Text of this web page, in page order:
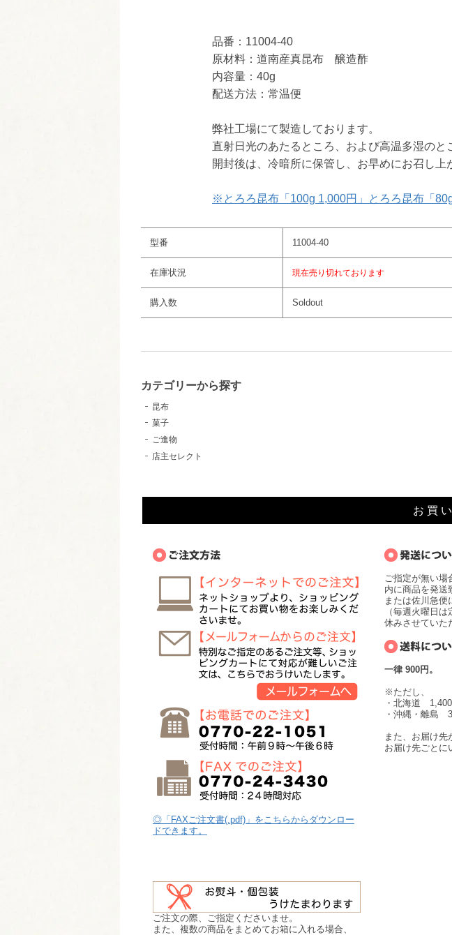
品番：11004-40
原材料：道南産真昆布 醸造酢
内容量：40g
配送方法：常温便
弊社工場にて製造しております。
直射日光のあたるところ、および高温多湿のと
開封後は、冷暗所に保管し、お早めにお召し上
※とろろ昆布「100g 1,000円」 とろろ昆布「
型番 11004-40
在庫状況 現在売り切れております
購入数 Soldout
カテゴリーから探す
昆布
菓子
ご進物
店主セレクト
お 買
◎「FAXご注文書(.pdf)」をこちらからダウンロー
ドできます。
ご注文の際、ご指定くださいませ。
また、複数の商品をまとめてお箱に入れる場合、
ご指定が無い場
内に商品を発送
または佐川急便
（毎週火曜日
休みさせていた
一律 900円。
※ただし、
・北海道
・沖縄・離島
また、お届け先
お届け先ごとに